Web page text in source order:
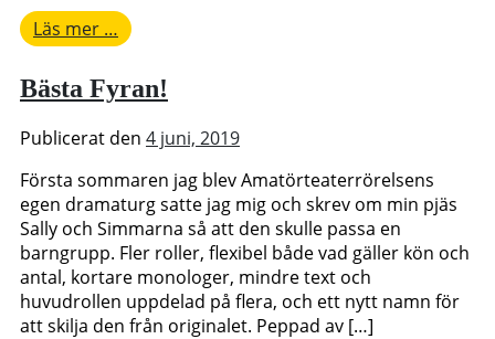
Läs mer … from
Bästa
Fyran
kommer
till
liv
i
Kalmar
Bästa Fyran!
Publicerat den 4 juni, 2019
Första sommaren jag blev Amatörteaterrörelsens
egen dramaturg satte jag mig och skrev om min pjäs
Sally och Simmarna så att den skulle passa en
barngrupp. Fler roller, flexibel både vad gäller kön och
antal, kortare monologer, mindre text och
huvudrollen uppdelad på flera, och ett nytt namn för
att skilja den från originalet. Peppad av […]